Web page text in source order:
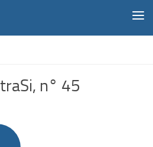
n° 45